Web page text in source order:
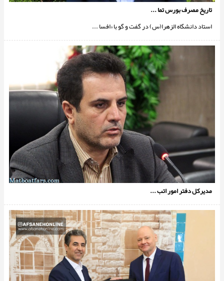
تاریخ مصرف بورس تما ...
استاد دانشگاه الزهرا(س) در گفت و گو با «افسا ...
مدیرکل دفتر امور اتب ...